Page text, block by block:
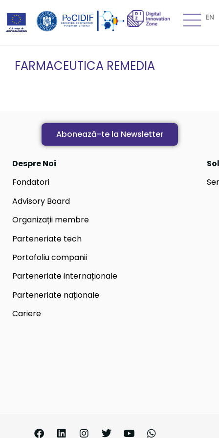
EN
FARMACEUTICA REMEDIA
Abonează-te la Newsletter
Despre Noi
Fondatori
Advisory Board
Organizații membre
Parteneriate tech
Portofoliu companii
Parteneriate internaționale
Parteneriate naționale
Cariere